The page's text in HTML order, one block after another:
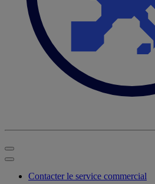
Contacter le service commercial